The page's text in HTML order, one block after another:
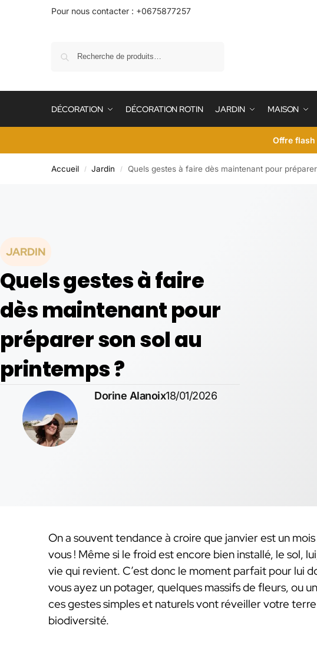
Pour nous contacter : +0675877257
DÉCORATION DÉCORATION ROTIN JARDIN MAISON
Offre flash
Accueil / Jardin / Quels gestes à faire dès maintenant pour
JARDIN
Quels gestes à faire
dès maintenant pour
préparer son sol au
printemps ?
Dorine Alanoix18/01/2026
On a souvent tendance à croire que janvier est un
vous ! Même si le froid est encore bien installé, le sol,
vie qui revient. C’est donc le moment parfait pour lui
vous ayez un potager, quelques massifs de fleurs, ou
ces gestes simples et naturels vont réveiller votre
biodiversité.